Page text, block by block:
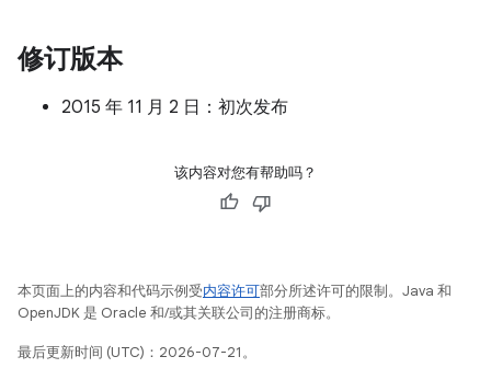
修订版本
2015 年 11 月 2 日：初次发布
该内容对您有帮助吗？
本页面上的内容和代码示例受内容许可部分所述许可的限制。Java 和
OpenJDK 是 Oracle 和/或其关联公司的注册商标。
最后更新时间 (UTC)：2026-07-21。